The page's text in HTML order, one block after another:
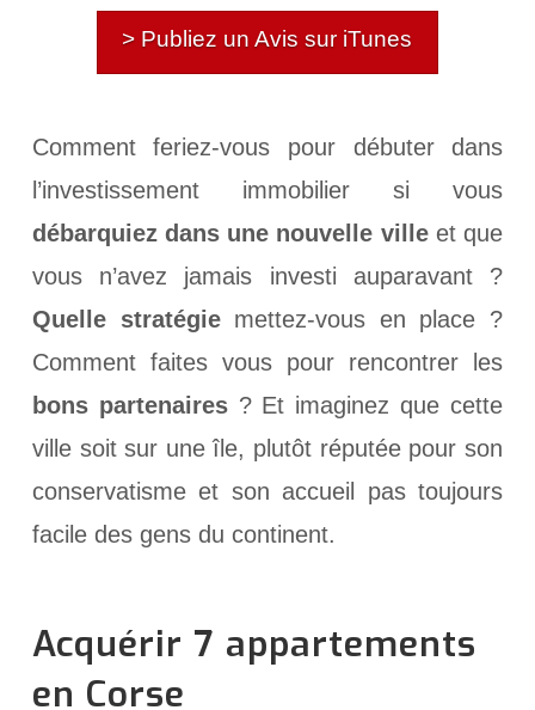
> Publiez un Avis sur iTunes
Comment feriez-vous pour débuter dans
l’investissement immobilier si vous
débarquiez dans une nouvelle villeet que
vous n’avez jamais investi auparavant ?
Quelle stratégiemettez-vous en place ?
Comment faites vous pour rencontrer les
bons partenaires? Et imaginez que cette
ville soit sur une île, plutôt réputée pour son
conservatisme et son accueil pas toujours
facile des gens du continent.
Acquérir 7 appartements
en Corse